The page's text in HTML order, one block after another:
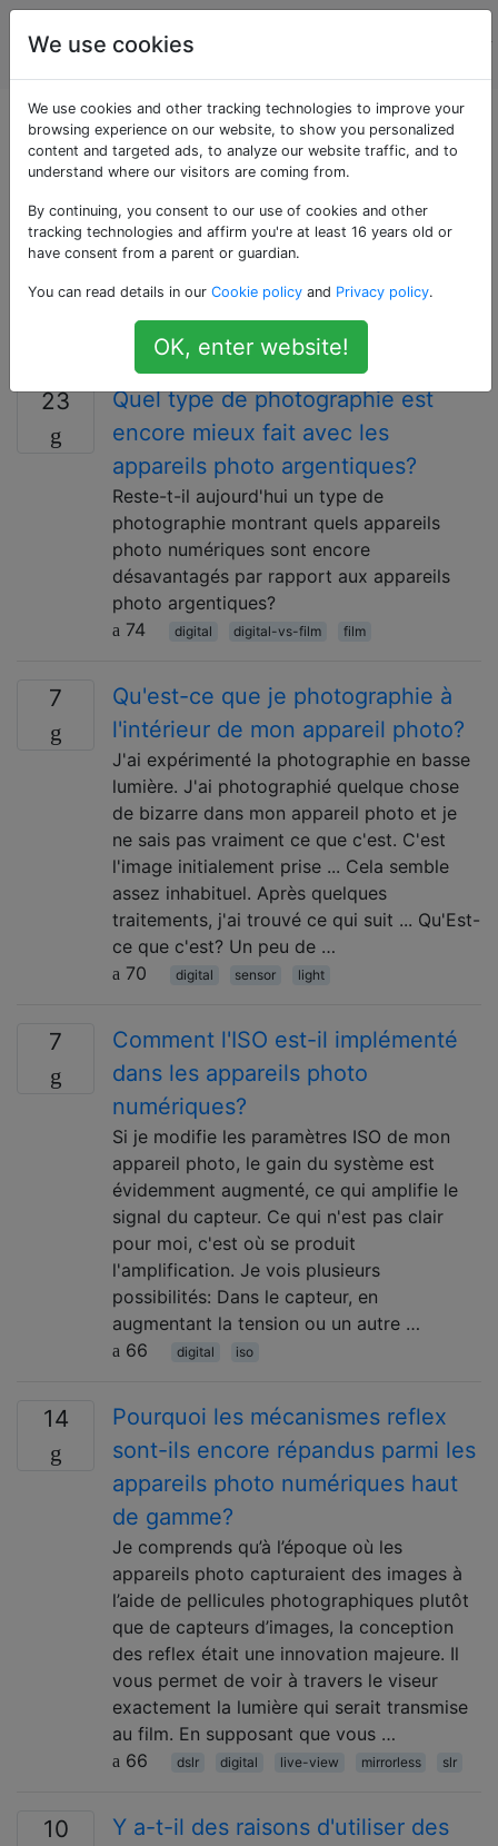
La
photographie
Questions marquées
«digital»
La photographie numérique est clairement la majeure
pas besoin d'être sur tout ce qui est numérique, mais
peut être utilisée lorsque la question concerne
spécifiquement la technologie impliquée.
23
Quel type de photographie est
encore mieux fait avec les
appareils photo argentiques?
Reste-t-il aujourd'hui un type de
photographie montrant quels appareils
photo numériques sont encore
désavantagés par rapport aux appareils
photo argentiques?
74
digital digital-vs-film film
7
Qu'est-ce que je photographie à
l'intérieur de mon appareil photo?
J'ai expérimenté la photographie en basse
lumière. J'ai photographié quelque chose
de bizarre dans mon appareil photo et je
ne sais pas vraiment ce que c'est. C'est
l'image initialement prise ... Cela semble
assez inhabituel. Après quelques
traitements, j'ai trouvé ce qui suit ... Qu'Est-
ce que c'est? Un peu de …
70
digital sensor light
7
Comment l'ISO est-il implémenté
dans les appareils photo
numériques?
Si je modifie les paramètres ISO de mon
appareil photo, le gain du système est
évidemment augmenté, ce qui amplifie le
signal du capteur. Ce qui n'est pas clair
pour moi, c'est où se produit
l'amplification. Je vois plusieurs
possibilités: Dans le capteur, en
augmentant la tension ou un autre …
66
digital iso
14
Pourquoi les mécanismes reflex
sont-ils encore répandus parmi les
appareils photo numériques haut
de gamme?
Je comprends qu’à l’époque où les
appareils photo capturaient des images à
l’aide de pellicules photographiques plutôt
que de capteurs d’images, la conception
des reflex était une innovation majeure. Il
vous permet de voir à travers le viseur
exactement la lumière qui serait transmise
au film. En supposant que vous …
66
dslr digital live-view mirrorless slr
10
Y a-t-il des raisons d'utiliser des
We use cookies
We use cookies and other tracking technologies to improve your
browsing experience on our website, to show you personalized
content and targeted ads, to analyze our website traffic, and to
understand where our visitors are coming from.
By continuing, you consent to our use of cookies and other
tracking technologies and affirm you're at least 16 years old or
have consent from a parent or guardian.
You can read details in our Cookie policy and Privacy policy.
OK, enter website!